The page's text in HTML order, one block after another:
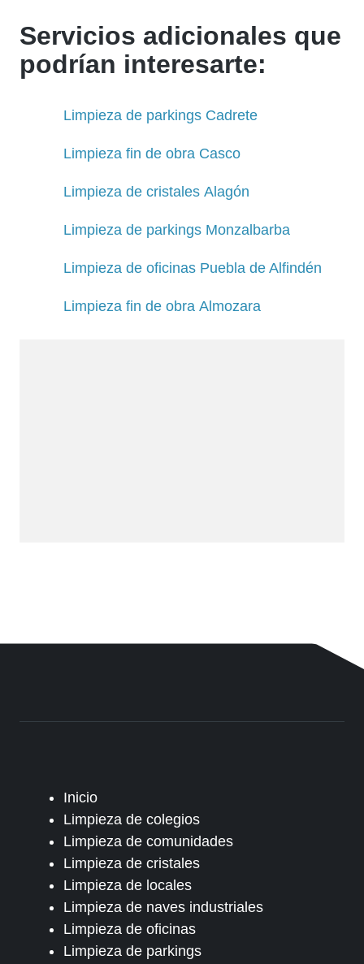
Servicios adicionales que
podrían interesarte:
Limpieza de parkings Cadrete
Limpieza fin de obra Casco
Limpieza de cristales Alagón
Limpieza de parkings Monzalbarba
Limpieza de oficinas Puebla de Alfindén
Limpieza fin de obra Almozara
Inicio
Limpieza de colegios
Limpieza de comunidades
Limpieza de cristales
Limpieza de locales
Limpieza de naves industriales
Limpieza de oficinas
Limpieza de parkings